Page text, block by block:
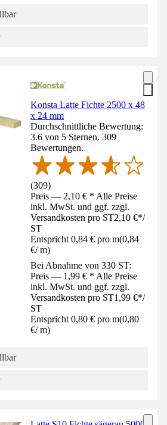
Konsta Latte Fichte 2500 x 48
x 24 mm
Durchschnittliche Bewertung:
3.6 von 5 Sternen. 309
Bewertungen.
(309)
Preis — 2,10 € * Alle Preise
inkl. MwSt. und ggf. zzgl.
Versandkosten pro ST2,10 €*/
ST
Entspricht 0,84 € pro m(0,84
€/ m)
Bei Abnahme von 330 ST:
Preis — 1,99 € * Alle Preise
inkl. MwSt. und ggf. zzgl.
Versandkosten pro ST1,99 €*/
ST
Entspricht 0,80 € pro m(0,80
€/ m)